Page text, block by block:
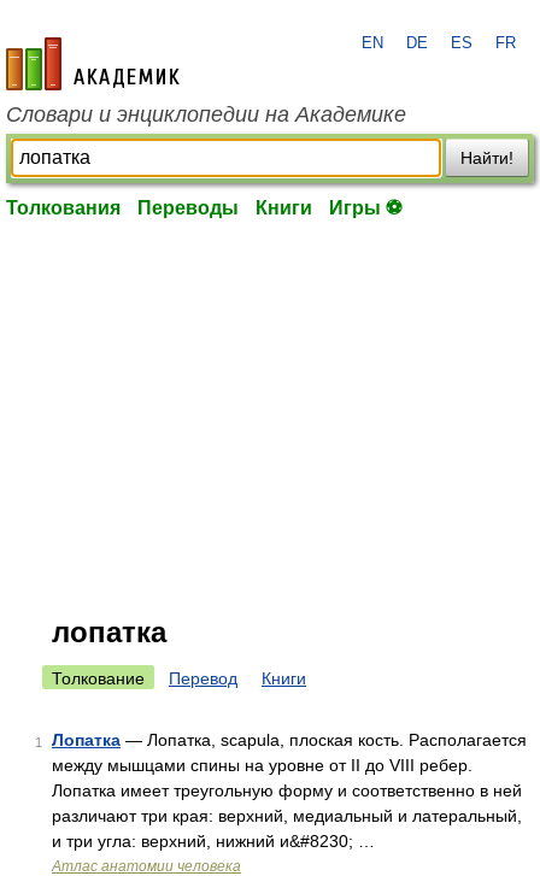
academic.ru
EN DE ES FR
Словари и энциклопедии на Академике
Найти!
Толкования Переводы Книги Игры ⚽
лопатка
Толкование Перевод Книги
1 Лопатка — Лопатка, scapula, плоская кость. Располагается
между мышцами спины на уровне от II до VIII ребер.
Лопатка имеет треугольную форму и соответственно в ней
различают три края: верхний, медиальный и латеральный,
и три угла: верхний, нижний и&#8230; …
Атлас анатомии человека